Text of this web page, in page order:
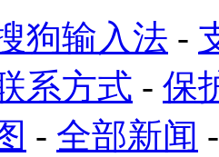
狗输入法 -
系方式 - 保
- 全部新闻